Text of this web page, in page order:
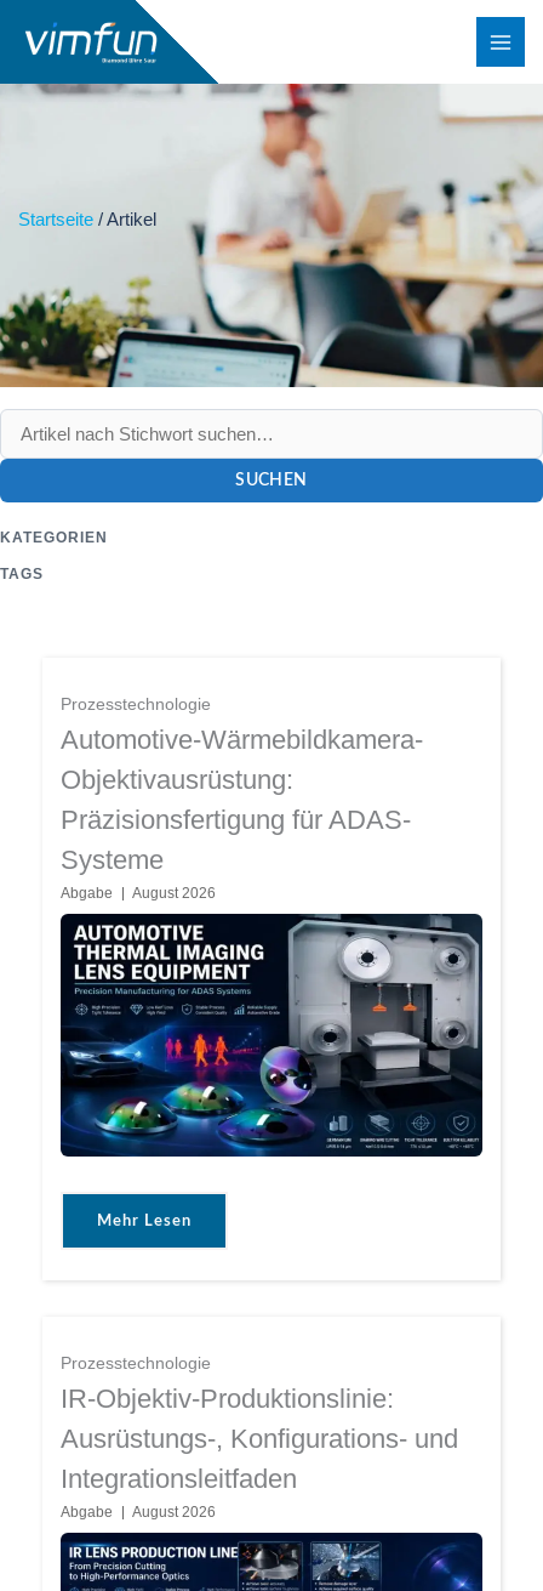
Inhalt
springen
Startseite /Artikel
SUCHEN
KATEGORIEN
TAGS
Prozesstechnologie
Automotive-Wärmebildkamera-
Objektivausrüstung:
Präzisionsfertigung für ADAS-
Systeme
Abgabe August 2026
Mehr Lesen
Prozesstechnologie
IR-Objektiv-Produktionslinie:
Ausrüstungs-, Konfigurations- und
Integrationsleitfaden
Abgabe August 2026